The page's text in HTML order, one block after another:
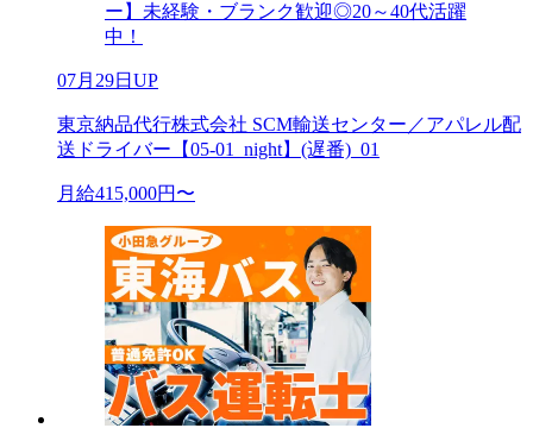
ー】未経験・ブランク歓迎◎20～40代活躍
中！
07月29日UP
東京納品代行株式会社 SCM輸送センター／アパレル配
送ドライバー【05-01_night】(遅番)_01
月給415,000円〜